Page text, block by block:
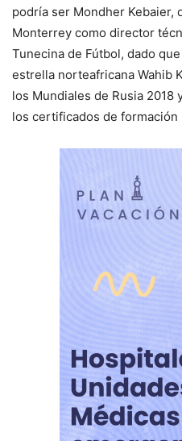
podría ser Mondher Kebaier,
Monterrey como director
Tunecina de Fútbol, dado
estrella norteafricana Wahib
los Mundiales de Rusia 2018
los certificados de formación